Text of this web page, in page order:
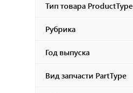
Тип товара ProductType
Рубрика
Год выпуска
Вид запчасти PartType